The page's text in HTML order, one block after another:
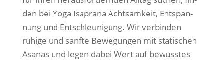
den bei Yoga Isa­pra­na Acht­sam­keit, Ent­span­
nung und Ent­schleu­ni­gung. Wir ver­bin­den
ruhi­ge und sanf­te Bewe­gun­gen mit sta­ti­schen
Asa­nas und legen dabei Wert auf bewuss­tes